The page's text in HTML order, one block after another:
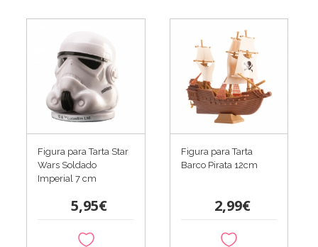
Figura para Tarta Star
Wars Soldado
Imperial 7 cm
5,95€
Figura para Tarta
Barco Pirata 12cm
2,99€